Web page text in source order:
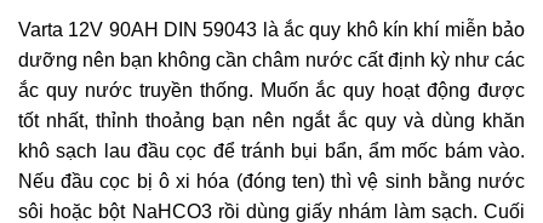
Varta 12V 90AH DIN 59043 là ắc quy khô kín khí miễn bảo
dưỡng nên bạn không cần châm nước cất định kỳ như các
ắc quy nước truyền thống. Muốn ắc quy hoạt động được
tốt nhất, thỉnh thoảng bạn nên ngắt ắc quy và dùng khăn
khô sạch lau đầu cọc để tránh bụi bẩn, ẩm mốc bám vào.
Nếu đầu cọc bị ô xi hóa (đóng ten) thì vệ sinh bằng nước
sôi hoặc bột NaHCO3 rồi dùng giấy nhám làm sạch. Cuối